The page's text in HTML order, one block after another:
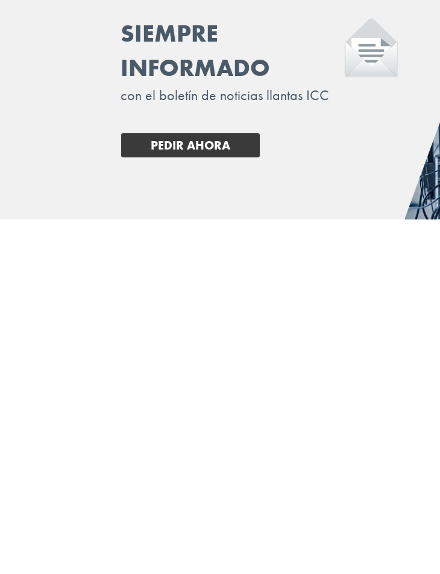
TOYOTA
VINFAST
VOLKSWAGEN
VOYAH
SIEMPRE
INFORMADO
con el boletín de noticias llantas ICC
PEDIR AHORA